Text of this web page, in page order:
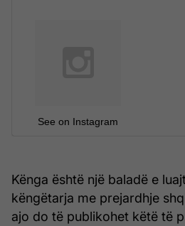
See on Instagram
Kënga është një baladë e
këngëtarja me prejardhje
ajo do të publikohet këtë të